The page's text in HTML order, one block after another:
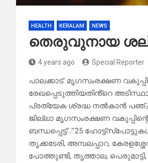
HEALTH KERALAM NEWS
തെരുവുനായ
4 years ago Special Reporter
പാലക്കാട്: മൃഗസംരക്ഷണ
രേഖപ്പെടുത്തിയതിൻ്റെ
പ്രത്യേക ശ്രദ്ധ നല്‍കാന്‍
ജില്ലാ മൃഗസംരക്ഷണ
ബന്ധപ്പെട്ട്് 25
തൃക്കടേരി, അമ്പലപ്പാറ,
പോത്തുണ്ടി, തൃത്താല,